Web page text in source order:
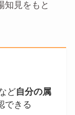
知見をもと
ど自分の属
できる